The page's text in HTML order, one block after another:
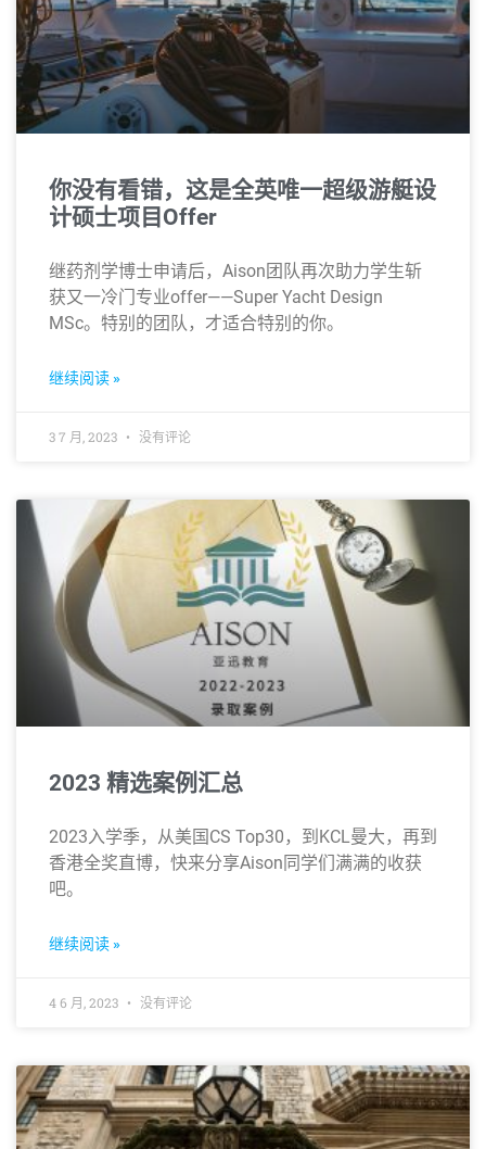
你没有看错，这是全英唯一超级游艇设
计硕士项目Offer
继药剂学博士申请后，Aison团队再次助力学生斩
获又一冷门专业offer——Super Yacht Design
MSc。特别的团队，才适合特别的你。
继续阅读 »
3 7 月, 2023 没有评论
2023 精选案例汇总
2023入学季，从美国CS Top30，到KCL曼大，再到
香港全奖直博，快来分享Aison同学们满满的收获
吧。
继续阅读 »
4 6 月, 2023 没有评论